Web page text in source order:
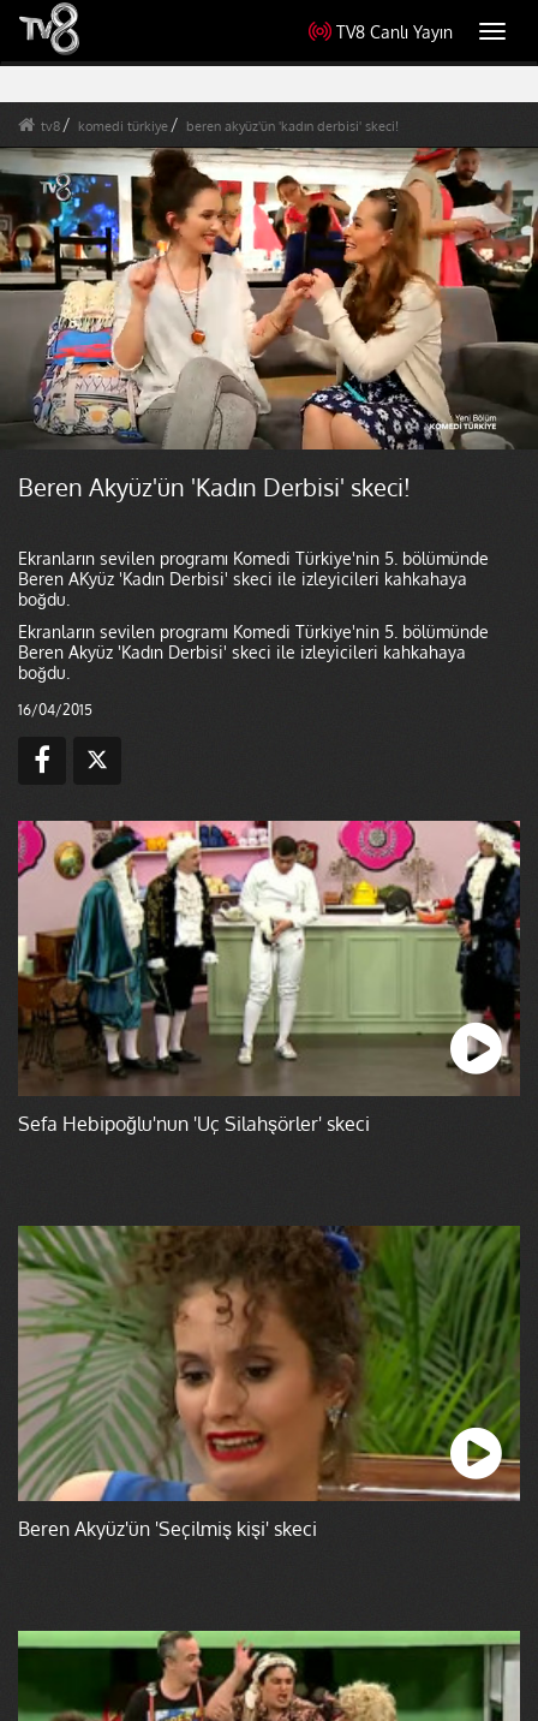
TV8 Canlı Yayın
tv8 komedi türkiye beren akyüz'ün 'kadın derbisi' skeci!
Beren Akyüz'ün 'Kadın Derbisi' skeci!
Ekranların sevilen programı Komedi Türkiye'nin 5. bölümünde
Beren AKyüz 'Kadın Derbisi' skeci ile izleyicileri kahkahaya
boğdu.
Ekranların sevilen programı Komedi Türkiye'nin 5. bölümünde
Beren Akyüz 'Kadın Derbisi' skeci ile izleyicileri kahkahaya
boğdu.
16/04/2015
Sefa Hebipoğlu'nun 'Üç Silahşörler' skeci
Beren Akyüz'ün 'Seçilmiş kişi' skeci